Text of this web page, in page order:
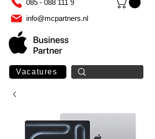
085 - 088 111 9
info@mcpartners.nl
Vacatures